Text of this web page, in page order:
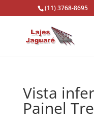
(11) 3768-8695
Vista
Painel